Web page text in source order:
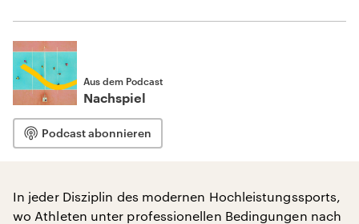
Aus dem Podcast
Nachspiel
Podcast abonnieren
In jeder Disziplin des modernen Hochleistungssports,
wo Athleten unter professionellen Bedingungen nach